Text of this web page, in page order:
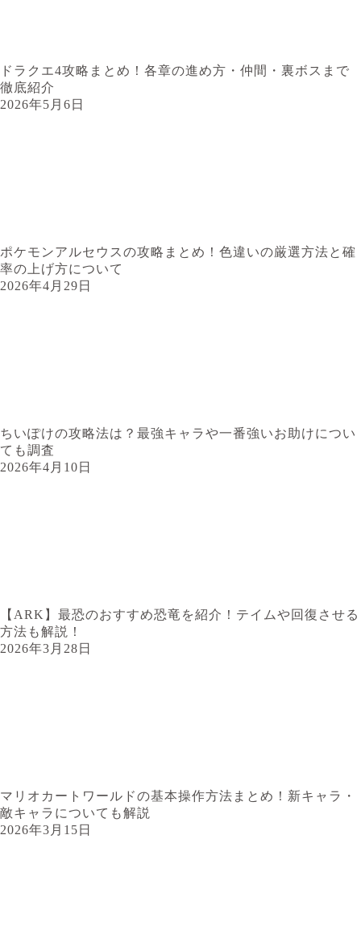
ドラクエ4攻略まとめ！各章の進め方・仲間・裏ボスまで
徹底紹介
2026年5月6日
ポケモンアルセウスの攻略まとめ！色違いの厳選方法と確
率の上げ方について
2026年4月29日
ちいぽけの攻略法は？最強キャラや一番強いお助けについ
ても調査
2026年4月10日
【ARK】最恐のおすすめ恐竜を紹介！テイムや回復させる
方法も解説！
2026年3月28日
マリオカートワールドの基本操作方法まとめ！新キャラ・
敵キャラについても解説
2026年3月15日